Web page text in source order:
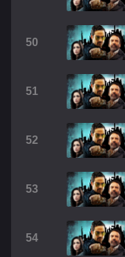
50
51
52
53
54